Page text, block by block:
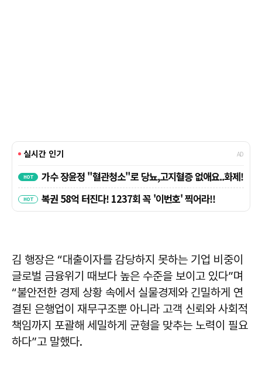
김 행장은 “대출이자를 감당하지 못하는 기업 비중이
글로벌 금융위기 때보다 높은 수준을 보이고 있다”며
“불안전한 경제 상황 속에서 실물경제와 긴밀하게 연
결된 은행업이 재무구조뿐 아니라 고객 신뢰와 사회적
책임까지 포괄해 세밀하게 균형을 맞추는 노력이 필요
하다”고 말했다.